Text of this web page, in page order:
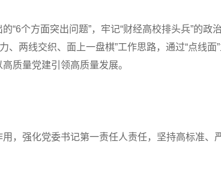
个方面突出问题”，牢记“财经高校排头兵”的政
、两线交织、面上一盘棋”工作思路，通过“点线面
质量党建引领高质量发展。
强化党委书记第一责任人责任，坚持高标准、